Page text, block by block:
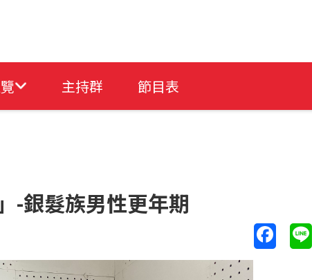
主持群 節目表
-銀髮族男性更年期